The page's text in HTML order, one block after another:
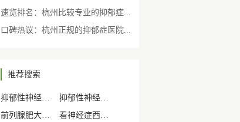
速览排名：杭州比较专业的抑郁症...
口碑热议：杭州正规的抑郁症医院...
推荐搜索
抑郁性神经症可以生孩子吗
抑郁性神经症有遗传倾向吗
前列腺肥大压迫性神经症状
看神经症西安那个医院就诊